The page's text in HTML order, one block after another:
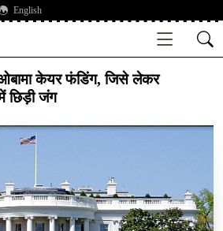
English
केयर फंडिंग, जिसे लेकर
छिड़ी जंग